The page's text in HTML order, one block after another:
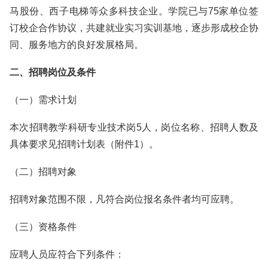
马股份、西子电梯等众多科技企业。学院已与75家单位签
订校企合作协议，共建就业实习实训基地，逐步形成校企协
同、服务地方的良好发展格局。
二、招聘岗位及条件
（一）需求计划
本次招聘教学科研专业技术岗5人，岗位名称、招聘人数及
具体要求见招聘计划表（附件1）。
（二）招聘对象
招聘对象范围不限，凡符合岗位报名条件者均可应聘。
（三）资格条件
应聘人员应符合下列条件：